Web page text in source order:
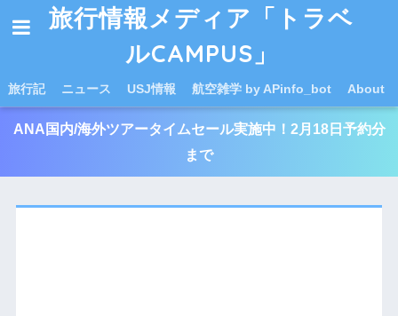
旅行情報メディア「トラベ
ルCAMPUS」
旅行記 ニュース USJ情報 航空雑学 by APinfo_bot About
ANA国内/海外ツアータイムセール実施中！2月18日予約分
まで